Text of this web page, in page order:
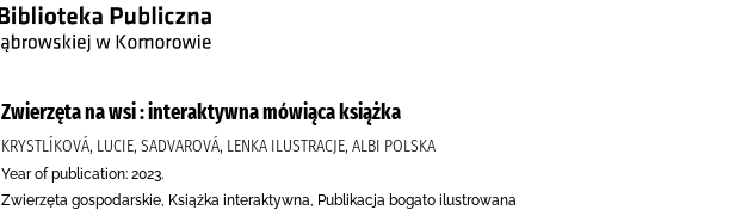
Zwierzęta na wsi : interaktywna mówiąca książka
KRYSTLÍKOVÁ, LUCIE, SADVAROVÁ, LENKA ILUSTRACJE, ALBI POLSKA
Year of publication: 2023.
Zwierzęta gospodarskie, Książka interaktywna, Publikacja bogato ilustrowana